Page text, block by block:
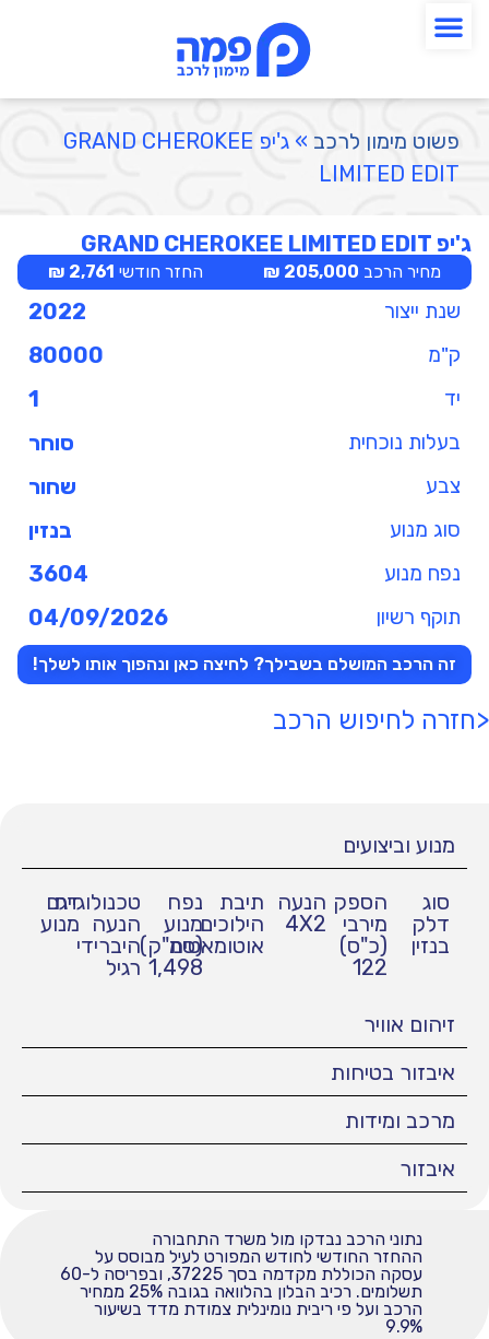
פשוט מימון לרכב »
ג'יפ GRAND CHEROKEE
LIMITED EDIT
ג'יפ GRAND CHEROKEE LIMITED EDIT
מחיר הרכב 205,000 ₪ החזר חודשי 2,761 ₪
שנת ייצור 2022
ק"מ 80000
יד 1
בעלות נוכחית סוחר
צבע שחור
סוג מנוע בנזין
נפח מנוע 3604
תוקף רשיון 04/09/2026
זה הרכב המושלם בשבילך? לחיצה כאן ונהפוך אותו לשלך!
<חזרה לחיפוש הרכב
מנוע וביצועים
סוג
דלק
בנזין
הספק
מירבי
(כ"ס)
122
הנעה
4X2
תיבת
הילוכים
אוטומאטית
נפח
מנוע
(סמ"ק)
1,498
טכנולוגיית
הנעה
היברידי
רגיל
דגם
מנוע
זיהום אוויר
איבזור בטיחות
מרכב ומידות
איבזור
נתוני הרכב נבדקו מול משרד התחבורה
ההחזר החודשי לחודש המפורט לעיל מבוסס על
עסקה הכוללת מקדמה בסך 37225, ובפריסה ל-60
תשלומים. רכיב הבלון בהלוואה בגובה 25% ממחיר
הרכב ועל פי ריבית נומינלית צמודת מדד בשיעור
9.9%